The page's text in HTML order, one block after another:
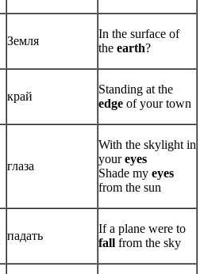
Земля
In the surface of
the earth?
край
Standing at the
edge of your town
глаза
With the skylight in
youreyes
Shade my eyes
from the sun
падать
If a plane were to
fall from the sky